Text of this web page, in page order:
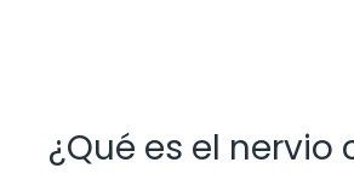
¿Qué es el nervio